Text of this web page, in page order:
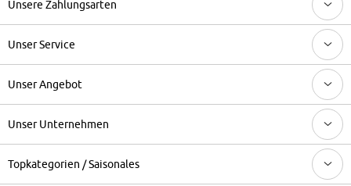
Unsere Zahlungsarten
Unser Service
Unser Angebot
Unser Unternehmen
Topkategorien / Saisonales